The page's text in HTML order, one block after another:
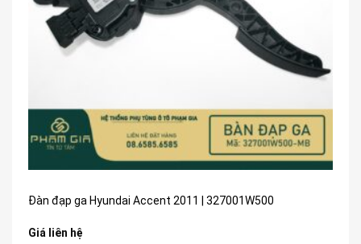
Đàn đạp ga Hyundai Accent 2011 | 327001W500
Giá liên hệ